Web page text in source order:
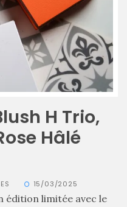
H Trio,
Hâlé
15/03/2025
édition limitée avec le